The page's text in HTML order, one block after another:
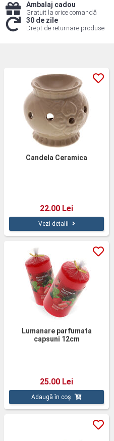
Ambalaj cadou
Gratuit la orice comandă
30 de zile
Drept de returnare produse
Candela Ceramica
22.00 Lei
Vezi detalii
Lumanare parfumata
capsuni 12cm
25.00 Lei
Adaugă în coș